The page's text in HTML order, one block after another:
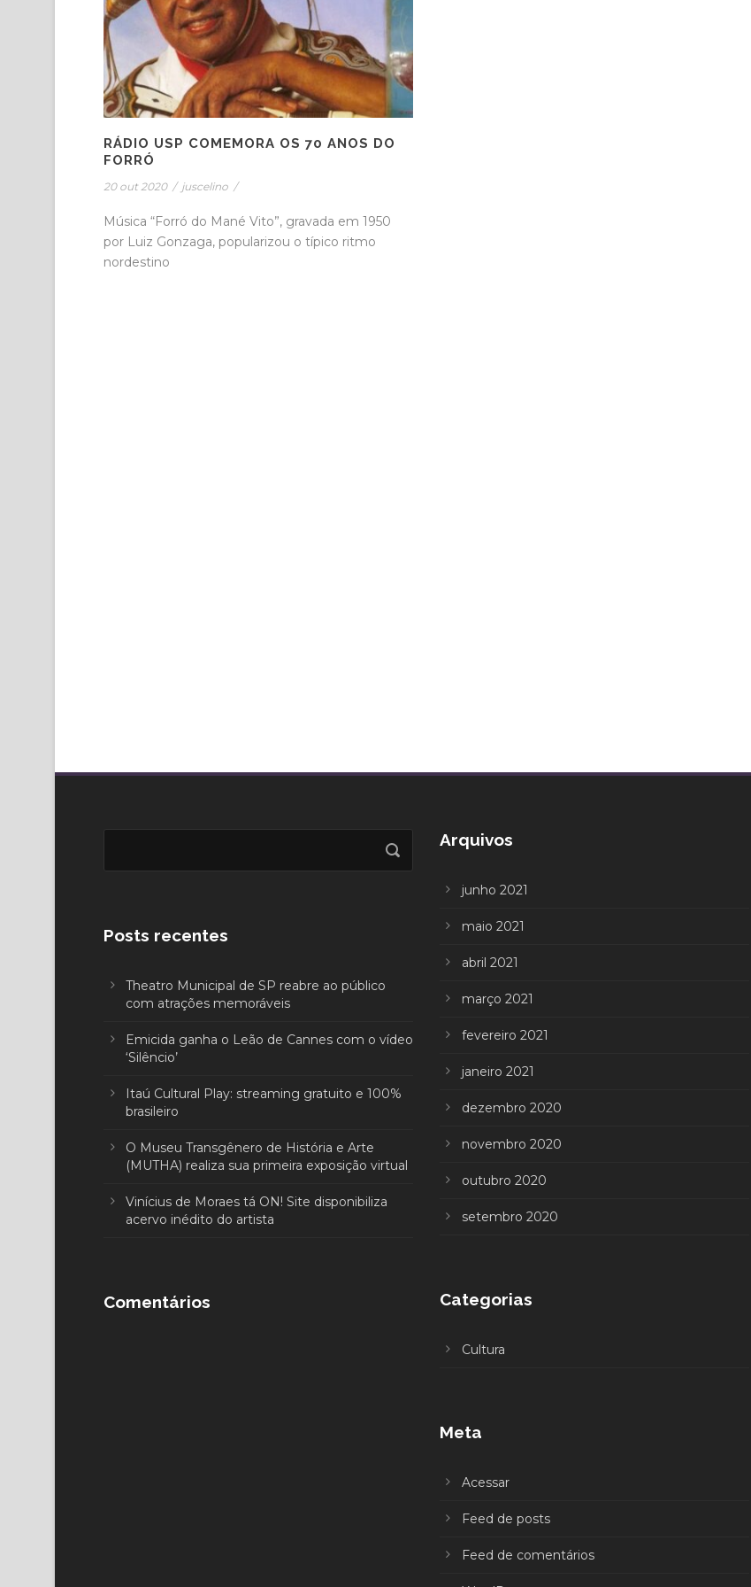
RÁDIO USP COMEMORA OS 70 ANOS DO
FORRÓ
20 out 2020 / juscelino /
Música “Forró do Mané Vito”, gravada em 1950
por Luiz Gonzaga, popularizou o típico ritmo
nordestino
Posts recentes
Theatro Municipal de SP reabre ao público
com atrações memoráveis
Emicida ganha o Leão de Cannes com o vídeo
‘Silêncio’
Itaú Cultural Play: streaming gratuito e 100%
brasileiro
O Museu Transgênero de História e Arte
(MUTHA) realiza sua primeira exposição virtual
Vinícius de Moraes tá ON! Site disponibiliza
acervo inédito do artista
Comentários
Arquivos
junho 2021
maio 2021
abril 2021
março 2021
fevereiro 2021
janeiro 2021
dezembro 2020
novembro 2020
outubro 2020
setembro 2020
Categorias
Cultura
Meta
Acessar
Feed de posts
Feed de comentários